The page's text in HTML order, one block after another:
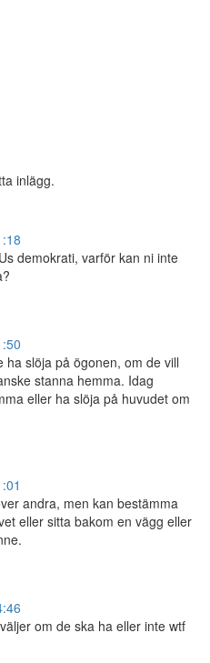
inlägg.
demokrati, varför kan ni inte
ha slöja på ögonen, om de vill
stanna hemma. Idag
eller ha slöja på huvudet om
andra, men kan bestämma
eller sitta bakom en vägg eller
om de ska ha eller inte wtf